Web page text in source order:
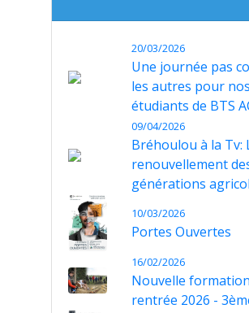
20/03/2026
Une journée pas
les autres pour nos
étudiants de BTS
09/04/2026
Bréhoulou à la Tv:
renouvellement
générations
10/03/2026
Portes Ouvertes
16/02/2026
Nouvelle
rentrée 2026 -